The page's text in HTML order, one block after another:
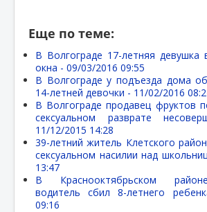
Еще по теме:
В Волгограде 17-летняя девушка
окна - 09/03/2016 09:55
В Волгограде у подъезда дома
14-летней девочки - 11/02/2016
В Волгограде продавец фруктов
сексуальном разврате
11/12/2015 14:28
39-летний житель Клетского
сексуальном насилии над
13:47
В Краснооктябрьском
водитель сбил 8-летнего
09:16